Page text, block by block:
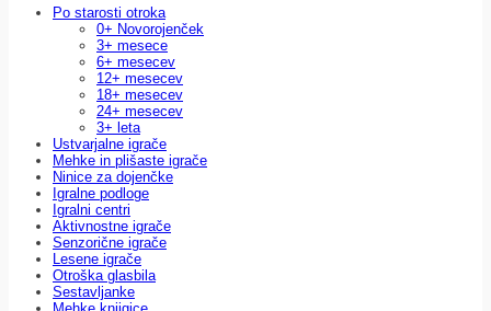
Po starosti otroka
0+ Novorojenček
3+ mesece
6+ mesecev
12+ mesecev
18+ mesecev
24+ mesecev
3+ leta
Ustvarjalne igrače
Mehke in plišaste igrače
Ninice za dojenčke
Igralne podloge
Igralni centri
Aktivnostne igrače
Senzorične igrače
Lesene igrače
Otroška glasbila
Sestavljanke